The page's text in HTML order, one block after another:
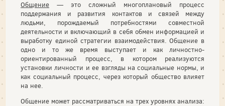
Общение — это сложный многоплановый процесс
поддержания и развития контактов и связей между
людьми, порождаемый потребностями совместной
деятельности и включающий в себя обмен информацией и
выработку единой стратегии взаимодействия. Общение в
одно и то же время выступает и как личностно-
ориентированный процесс, в котором реализуются
установки личности и ее взгляды на социальные нормы, и
как социальный процесс, через который общество влияет
на нее.
Общение может рассматриваться на трех уровнях анализа: